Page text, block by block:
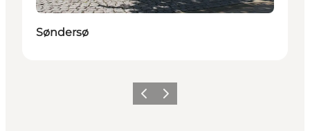
Søndersø
Vorherige Folie
Nächste Folie